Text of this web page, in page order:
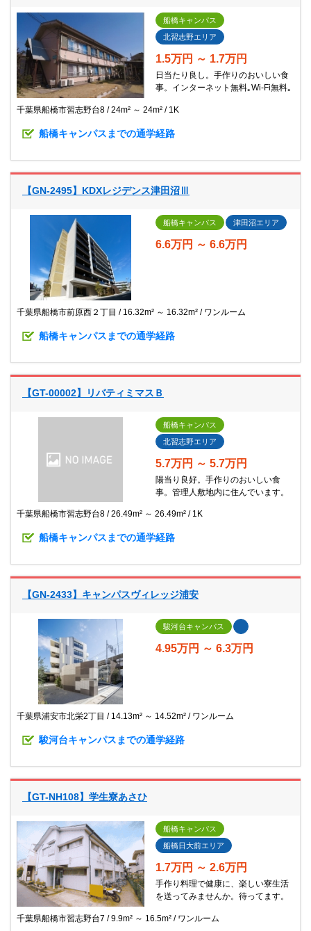
船橋キャンパス
北習志野エリア
1.5万円 ～ 1.7万円
日当たり良し。手作りのおいしい食
事。インターネット無料｡Wi-Fi無料｡
千葉県船橋市習志野台8 24m² ～ 24m² 1K
船橋キャンパスまでの通学経路
【GN-2495】KDXレジデンス津田沼Ⅲ
船橋キャンパス 津田沼エリア
6.6万円 ～ 6.6万円
千葉県船橋市前原西２丁目 16.32m² ～ 16.32m² ワンルーム
船橋キャンパスまでの通学経路
【GT-00002】リバティミマスＢ
船橋キャンパス
北習志野エリア
5.7万円 ～ 5.7万円
陽当り良好。手作りのおいしい食
事。管理人敷地内に住んでいます。
千葉県船橋市習志野台8 26.49m² ～ 26.49m² 1K
船橋キャンパスまでの通学経路
【GN-2433】キャンパスヴィレッジ浦安
駿河台キャンパス
4.95万円 ～ 6.3万円
千葉県浦安市北栄2丁目 14.13m² ～ 14.52m² ワンルーム
駿河台キャンパスまでの通学経路
【GT-NH108】学生寮あさひ
船橋キャンパス
船橋日大前エリア
1.7万円 ～ 2.6万円
手作り料理で健康に、楽しい寮生活
を送ってみませんか。待ってます。
千葉県船橋市習志野台7 9.9m² ～ 16.5m² ワンルーム